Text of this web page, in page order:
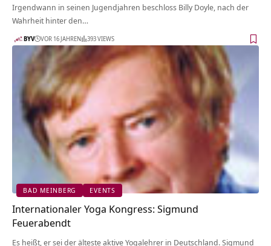
Irgendwann in seinen Jugendjahren beschloss Billy Doyle, nach der
Wahrheit hinter den…
BYV VOR 16 JAHREN 393 VIEWS
BAD MEINBERG EVENTS
Internationaler Yoga Kongress: Sigmund
Feuerabendt
Es heißt, er sei der älteste aktive Yogalehrer in Deutschland. Sigmund